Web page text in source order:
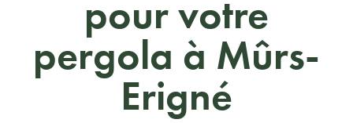
pour votre
pergola à Mûrs-
Erigné